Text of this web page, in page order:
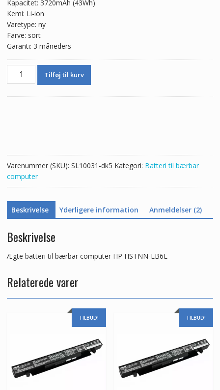
445,00 kr.262,00 kr.
Kapacitet: 3720mAh (43Wh)
Kemi: Li-ion
Varetype: ny
Farve: sort
Garanti: 3 måneders
Ægte
antal
Tilføj til kurv
Varenummer (SKU): SL10031-dk5 Kategori: Batteri til bærbar
computer
Beskrivelse Yderligere information Anmeldelser (2)
Beskrivelse
Ægte batteri til bærbar computer HP HSTNN-LB6L
Relaterede varer
TILBUD! TILBUD!